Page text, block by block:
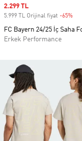
Sale price
2.299 TL
5.999 TL Orijinal fiyat -65%
FC Bayern 24/25 İç Saha
Erkek Performance